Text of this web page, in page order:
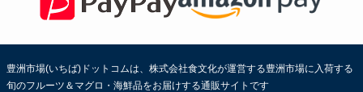
豊洲市場(いちば)ドットコムは、株式会社食文化が運営する豊洲市場に入荷する
旬のフルーツ＆マグロ・海鮮品をお届けする通販サイトです